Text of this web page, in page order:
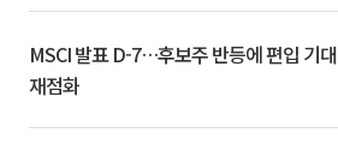
MSCI 발표 D-7…후보주 반등에 편입 기대
재점화